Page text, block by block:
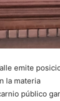
emite
la materia
público